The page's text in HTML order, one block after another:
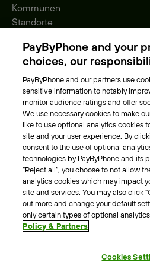
Kommunen
Standorte
Park-Vignette
Über Uns
Unser Team
Karriere
Presse
Blog
Kontakt & Hilfe
Kontakt
Support
Pressekontakt
PayByPhone and your
choices, our
PayByPhone and our partners use
sensitive information to notably
monitor audience ratings and offer
We use necessary cookies to make
like to use optional analytics cookies
site and your user experience. By
consent to the use of optional
technologies by PayByPhone and its
“Reject all”, you choose to not allow
analytics cookies which may impact
site and services. You may also click
out more and change your default
only certain types of optional
Policy & Partners
Cookies